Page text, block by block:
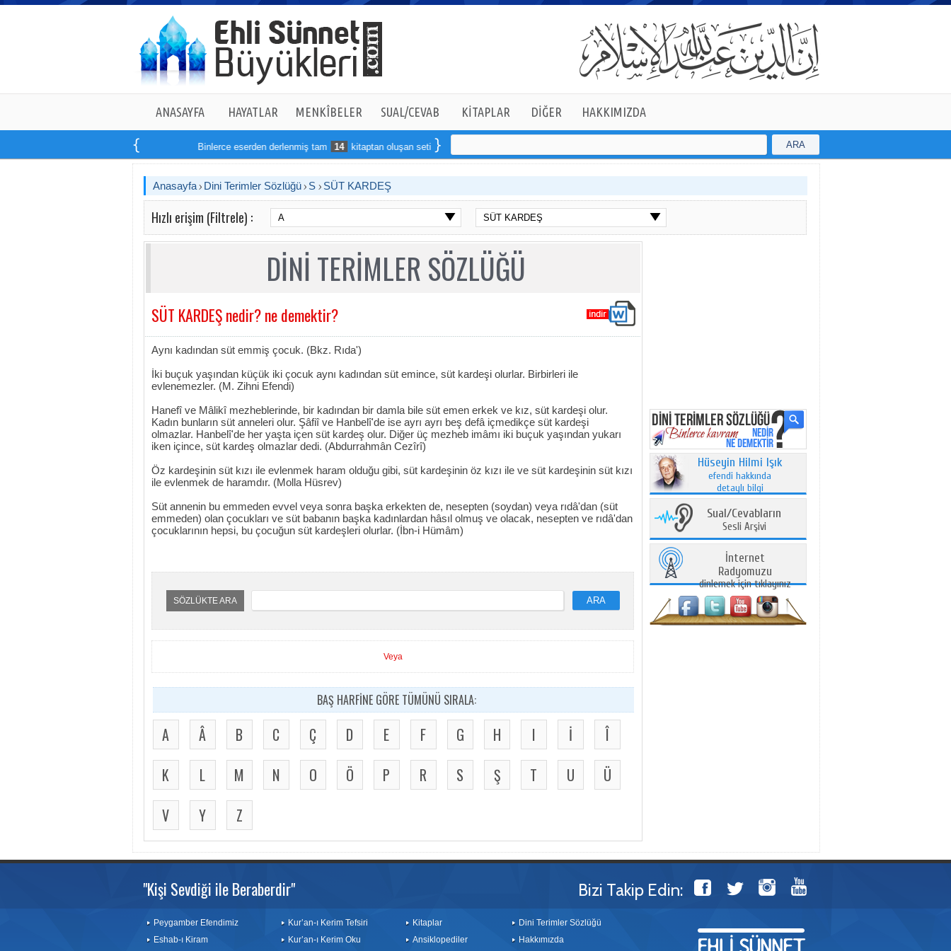
ANASAYFA HAYATLAR MENKÎBELER SUAL/CEVAB KİTAPLAR DİĞER HAKKIMIZDA
Binlerce eserden derlenmiş tam 14 kitaptan oluşan seti online sipariş verebilirsiniz ARA
Anasayfa Dini Terimler Sözlüğü S SÜT KARDEŞ
Hızlı erişim (Filtrele) :
DİNİ TERİMLER SÖZLÜĞÜ
SÜT KARDEŞ nedir? ne demektir?
Aynı kadından süt emmiş çocuk. (Bkz. Rıda')
İki buçuk yaşından küçük iki çocuk aynı kadından süt emince, süt kardeşi olurlar. Birbirleri ile
evlenemezler. (M. Zihni Efendi)
Hanefî ve Mâlikî mezheblerinde, bir kadından bir damla bile süt emen erkek ve kız, süt kardeşi olur.
Kadın bunların süt anneleri olur. Şâfiî ve Hanbelî'de ise ayrı ayrı beş defâ içmedikçe süt kardeşi
olmazlar. Hanbelî'de her yaşta içen süt kardeş olur. Diğer üç mezheb imâmı iki buçuk yaşından yukarı
iken içince, süt kardeş olmazlar dedi. (Abdurrahmân Cezîrî)
Öz kardeşinin süt kızı ile evlenmek haram olduğu gibi, süt kardeşinin öz kızı ile ve süt kardeşinin süt kızı
ile evlenmek de haramdır. (Molla Hüsrev)
Süt annenin bu emmeden evvel veya sonra başka erkekten de, nesepten (soydan) veya rıdâ'dan (süt
emmeden) olan çocukları ve süt babanın başka kadınlardan hâsıl olmuş ve olacak, nesepten ve rıdâ'dan
çocuklarının hepsi, bu çocuğun süt kardeşleri olurlar. (İbn-i Hümâm)
SÖZLÜKTE ARA ARA
Veya
BAŞ HARFİNE GÖRE TÜMÜNÜ SIRALA:
A Â B C Ç D E F G H I İ
Î
K
L M N O Ö P R S Ş T U
Ü
V
Y Z
Hüseyin Hilmi Işık
efendi hakkında
detaylı bilgi
Sual/Cevabların
Sesli Arşivi
İnternet
Radyomuzu
dinlemek için tıklayınız
"Kişi Sevdiği ile Beraberdir" Bizi Takip Edin:
Peygamber Efendimiz
Eshab-ı Kiram
Kur’an-ı Kerim Tefsiri
Kur’an-ı Kerim Oku
Kitaplar
Ansiklopediler
Dini Terimler Sözlüğü
Hakkımızda